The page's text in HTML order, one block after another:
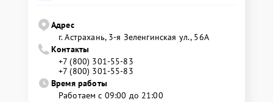
Адрес
г. Астрахань, 3-я Зеленгинская ул., 56А
Контакты
+7 (800) 301-55-83
+7 (800) 301-55-83
Время работы
Работаем с 09:00 до 21:00